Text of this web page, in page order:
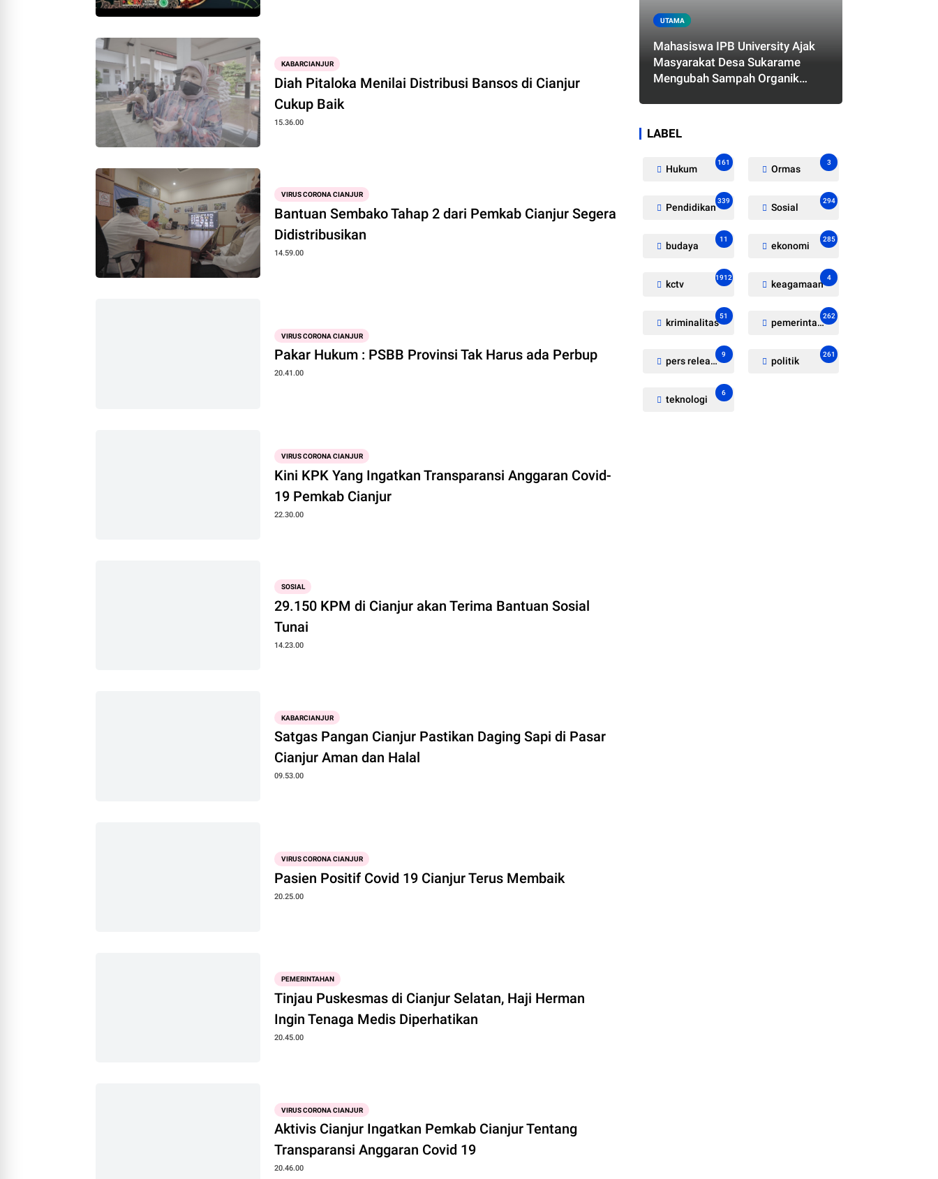
KABARCIANJUR
Diah Pitaloka Menilai Distribusi Bansos di Cianjur
Cukup Baik
15.36.00
VIRUS CORONA CIANJUR
Bantuan Sembako Tahap 2 dari Pemkab Cianjur Segera
Didistribusikan
14.59.00
VIRUS CORONA CIANJUR
Pakar Hukum : PSBB Provinsi Tak Harus ada Perbup
20.41.00
VIRUS CORONA CIANJUR
Kini KPK Yang Ingatkan Transparansi Anggaran Covid-
19 Pemkab Cianjur
22.30.00
SOSIAL
29.150 KPM di Cianjur akan Terima Bantuan Sosial
Tunai
14.23.00
KABARCIANJUR
Satgas Pangan Cianjur Pastikan Daging Sapi di Pasar
Cianjur Aman dan Halal
09.53.00
VIRUS CORONA CIANJUR
Pasien Positif Covid 19 Cianjur Terus Membaik
20.25.00
PEMERINTAHAN
Tinjau Puskesmas di Cianjur Selatan, Haji Herman
Ingin Tenaga Medis Diperhatikan
20.45.00
VIRUS CORONA CIANJUR
Aktivis Cianjur Ingatkan Pemkab Cianjur Tentang
Transparansi Anggaran Covid 19
20.46.00
UTAMA
Mahasiswa IPB University Ajak
Masyarakat Desa Sukarame
Mengubah Sampah Organik
LABEL
Hukum
161
Ormas
3
Pendidikan
339
Sosial
294
budaya
11
ekonomi
285
kctv
1912
keagamaan
4
kriminalitas
51
pemerintahan
262
pers release
9
politik
261
teknologi
6